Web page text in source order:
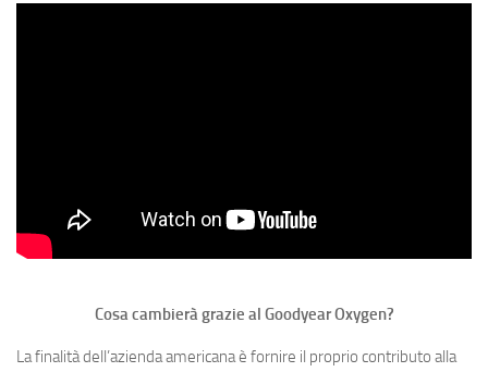
Cosa cambierà grazie al Goodyear Oxygen?
La finalità dell’azienda americana è fornire il proprio contributo alla